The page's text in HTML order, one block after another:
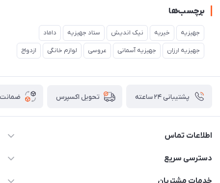
برچسب‌ها
جهیزیه خیریه نیک اندیش ستاد جهیزیه داماد
جهیزیه ارزان جهیزیه آسمانی عروسی لوازم خانگی ازدواج
پشتیبانی ۲۴ ساعته تحویل اکسپرس ضمانت
اطلاعات تماس
02177111474
دسترسی سریع
حساب کاربری
خدمات مشتریان